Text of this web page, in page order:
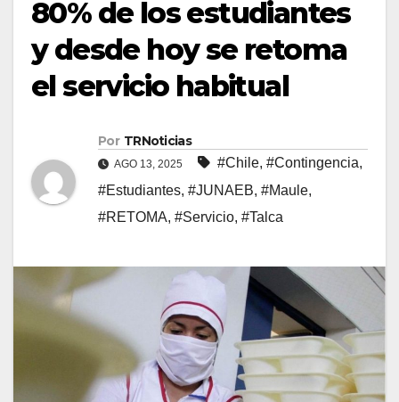
80% de los estudiantes
y desde hoy se retoma
el servicio habitual
Por TRNoticias
AGO 13, 2025 #Chile, #Contingencia,
#Estudiantes, #JUNAEB, #Maule,
#RETOMA, #Servicio, #Talca